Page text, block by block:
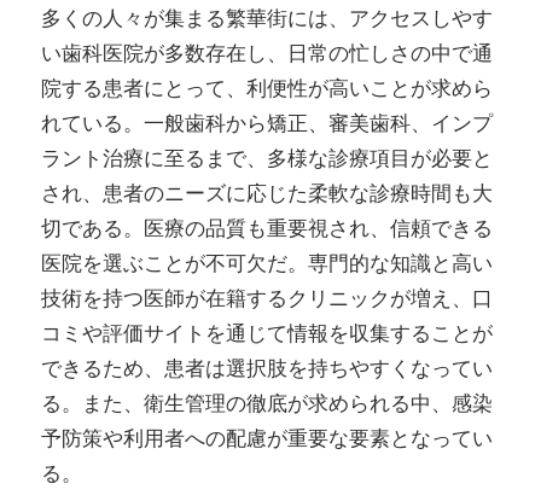
多くの人々が集まる繁華街には、アクセスしやす
い歯科医院が多数存在し、日常の忙しさの中で通
院する患者にとって、利便性が高いことが求めら
れている。一般歯科から矯正、審美歯科、インプ
ラント治療に至るまで、多様な診療項目が必要と
され、患者のニーズに応じた柔軟な診療時間も大
切である。医療の品質も重要視され、信頼できる
医院を選ぶことが不可欠だ。専門的な知識と高い
技術を持つ医師が在籍するクリニックが増え、口
コミや評価サイトを通じて情報を収集することが
できるため、患者は選択肢を持ちやすくなってい
る。また、衛生管理の徹底が求められる中、感染
予防策や利用者への配慮が重要な要素となってい
る。